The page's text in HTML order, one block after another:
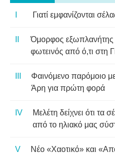
Γιατί εμφανίζονται
Όμορφος εξωπλανήτης
φωτεινός από ό,τι στη
Φαινόμενο παρόμοιο
Άρη για πρώτη φορά
Μελέτη δείχνει ότι τα
από το ηλιακό μας
Νέο «Χαοτικό» και